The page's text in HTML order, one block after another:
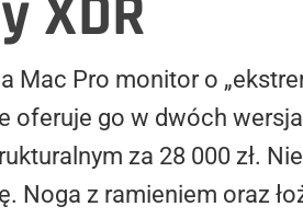
XDR
Mac Pro monitor o
oferuje go w dwóch
za 28 000 zł.
Noga z ramieniem oraz